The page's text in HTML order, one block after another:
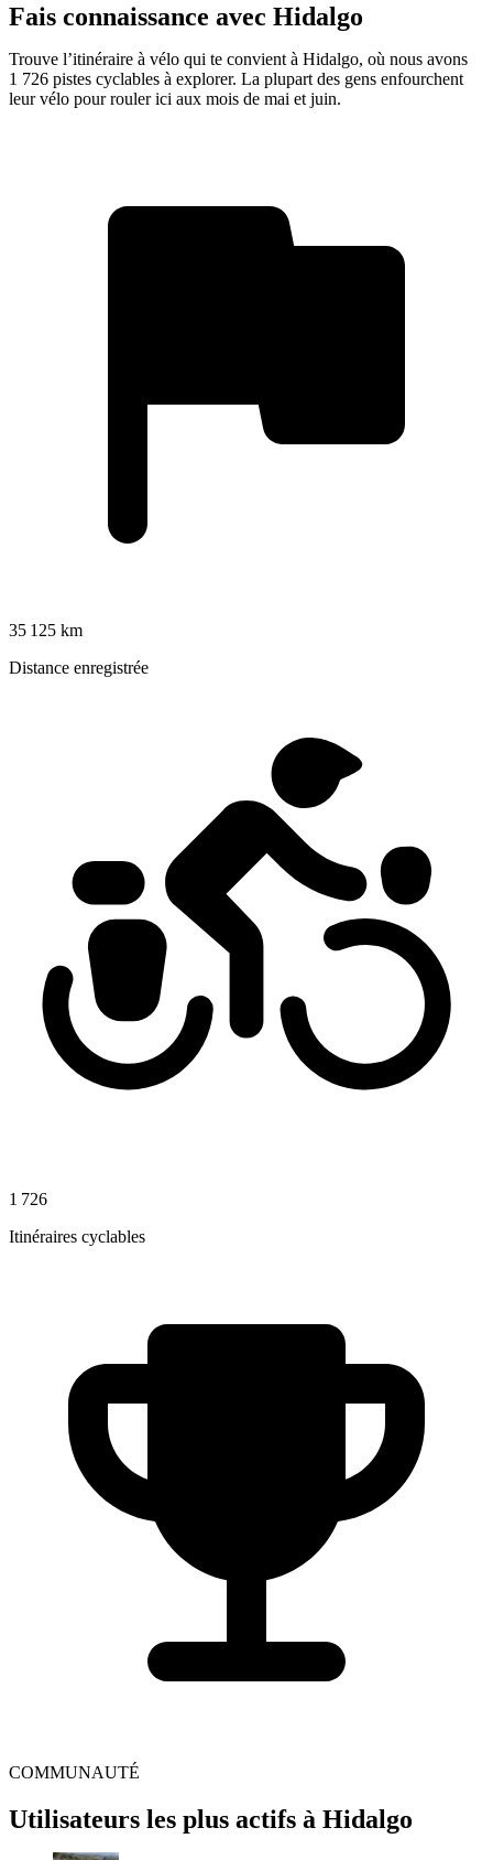
Fais connaissance avec Hidalgo
Trouve l’itinéraire à vélo qui te convient à Hidalgo, où nous avons
1 726 pistes cyclables à explorer. La plupart des gens enfourchent
leur vélo pour rouler ici aux mois de mai et juin.
35 125 km
Distance enregistrée
1 726
Itinéraires cyclables
COMMUNAUTÉ
Utilisateurs les plus actifs à Hidalgo